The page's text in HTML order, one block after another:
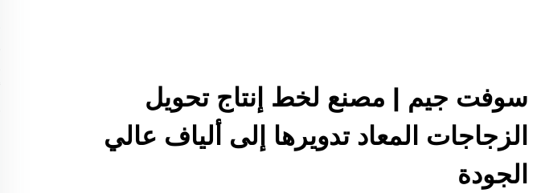
سوفت جيم | مصنع لخط إنتاج تحويل
الزجاجات المعاد تدويرها إلى ألياف عالي
الجودة